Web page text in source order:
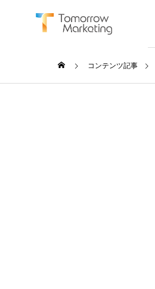
コンテンツ記事